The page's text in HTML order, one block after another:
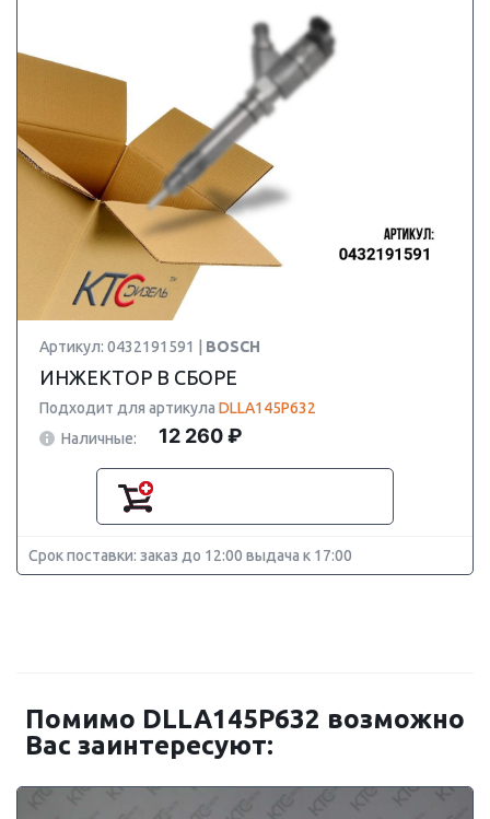
Артикул: 0432191591 | BOSCH
ИНЖЕКТОР В СБОРЕ
Подходит для артикула DLLA145P632
Наличные:
12 260 ₽
Срок поставки: заказ до 12:00 выдача к 17:00
Помимо DLLA145P632 возможно
Вас заинтересуют: